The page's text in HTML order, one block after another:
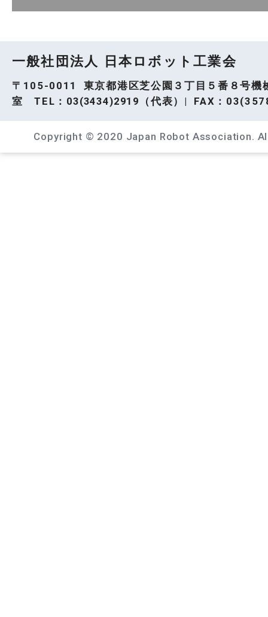
一般社団法人 日本ロボット工業会
〒105-0011 東京都港区芝公園３丁目５番８号機
室 TEL： 03(3434)2919 （代表）| FAX：
Copyright © 2020 Japan Robot Association.